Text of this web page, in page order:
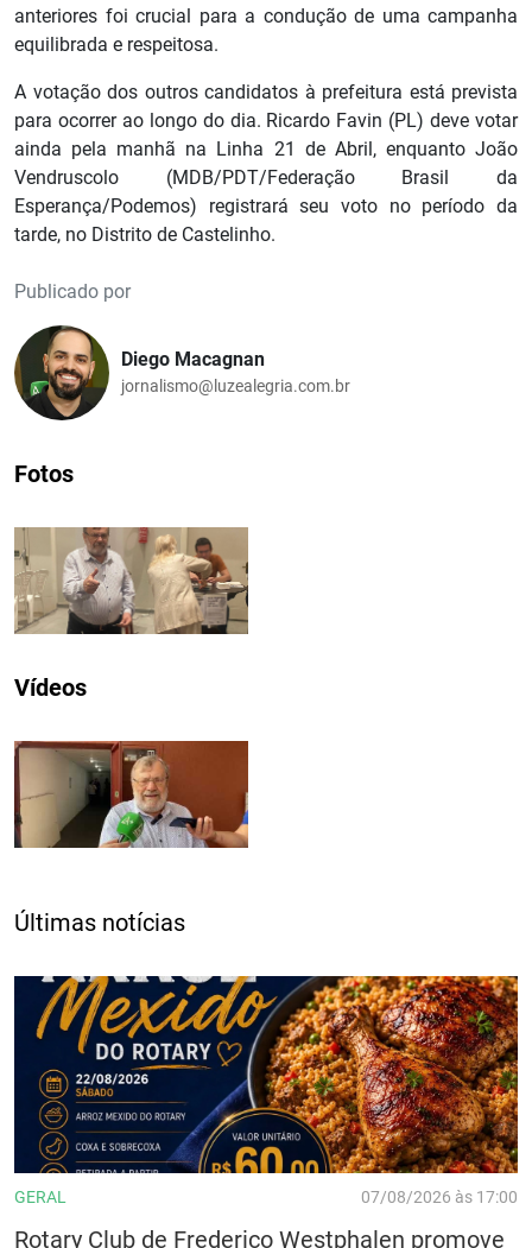
anteriores foi crucial para a condução de uma campanha
equilibrada e respeitosa.
A votação dos outros candidatos à prefeitura está prevista
para ocorrer ao longo do dia. Ricardo Favin (PL) deve votar
ainda pela manhã na Linha 21 de Abril, enquanto João
Vendruscolo (MDB/PDT/Federação Brasil da
Esperança/Podemos) registrará seu voto no período da
tarde, no Distrito de Castelinho.
Publicado por
Diego Macagnan
jornalismo@luzealegria.com.br
Fotos
Vídeos
Últimas notícias
GERAL 07/08/2026 às 17:00
Rotary Club de Frederico Westphalen promove